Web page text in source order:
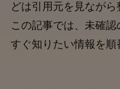
どは引用元を見ながら
この記事では、未確
すぐ知りたい情報を順